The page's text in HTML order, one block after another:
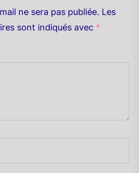
ne sera pas publiée. Les
sont indiqués avec *